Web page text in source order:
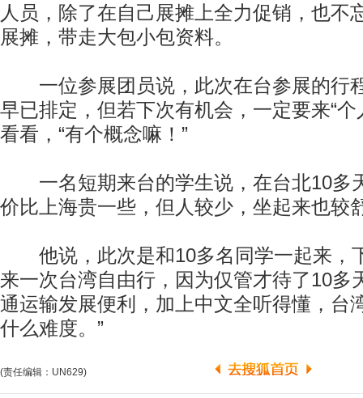
人员，除了在自己展摊上全力促销，也不
展摊，带走大包小包资料。
一位参展团员说，此次在台参展的行
早已排定，但若下次有机会，一定要来“个
看看，“有个概念嘛！”
一名短期来台的学生说，在台北10多
价比上海贵一些，但人较少，坐起来也较
他说，此次是和10多名同学一起来，
来一次台湾自由行，因为仅管才待了10多
通运输发展便利，加上中文全听得懂，台
什么难度。”
(责任编辑：UN629)